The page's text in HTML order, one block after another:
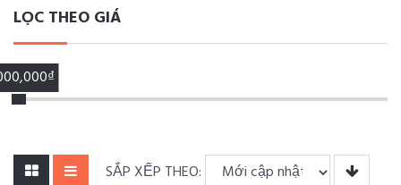
LỌC THEO GIÁ
SẮP XẾP THEO: